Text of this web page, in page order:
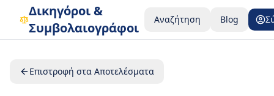
Δικηγόροι &
Συμβολαιογράφοι
Αναζήτηση Blog
Επιστροφή στα Αποτελέσματα